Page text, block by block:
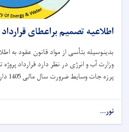
اطلاعیه تصمیم براعطای قرارداد
بدینوسیله بتأسی از مواد قانون عقود به
پرزه جات وسایط ضرورت سال مالی 1405 دارای کود . . .
نور...